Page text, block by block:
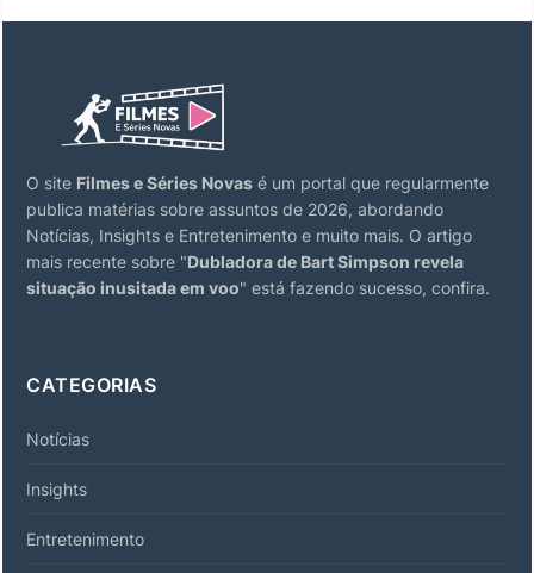
O site Filmes e Séries Novas é um portal que regularmente
publica matérias sobre assuntos de 2026, abordando
Notícias, Insights e Entretenimento e muito mais. O artigo
mais recente sobre "Dubladora de Bart Simpson revela
situação inusitada em voo" está fazendo sucesso, confira.
CATEGORIAS
Notícias
Insights
Entretenimento